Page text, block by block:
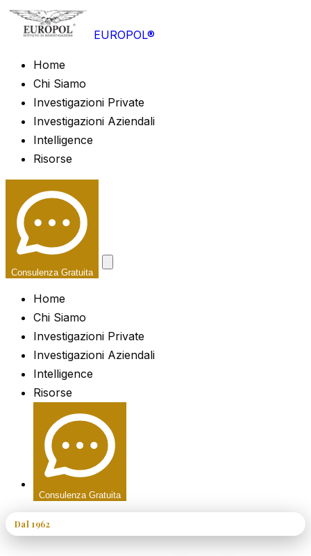
EUROPOL®
Home
Chi Siamo
Investigazioni Private
Investigazioni Aziendali
Intelligence
Risorse
Consulenza Gratuita
Home
Chi Siamo
Investigazioni Private
Investigazioni Aziendali
Intelligence
Risorse
Consulenza Gratuita
Dal 1962